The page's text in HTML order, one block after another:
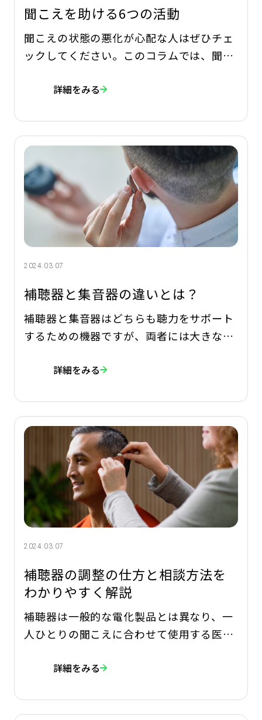
聞こえを助ける6つの活動
聞こえの状態の悪化が心配な人はぜひチェ
ックしてください。このコラムでは、聞こ
つの活動を紹介しています。 年齢を重ねる
聞こえの問題はゆるやかに進行するため、
後回しにしがちです。しかし、いつまでも
健康で活動的
詳細をみる
2024.03.07
補聴器と集音器の違いとは？
補聴器と集音器はどちらも聴力をサポート
するための機器ですが、両者には大きな違
に合った聞こえを実現するためにも、補聴
が重要です。 今回は、補聴器と集音器を装
用する目的・販売方法・価格帯・アフター
ケアの違いに
詳細をみる
2024.03.07
補聴器の調整の仕方と相談方法を
わかりやすく解説
補聴器は一般的な電化製品とは異なり、一
人ひとりの聞こえに合わせて使用する医療
には必ず調整(フィッティング)を行う必要
われることや、補聴器を装用する際に調整
詳細をみる